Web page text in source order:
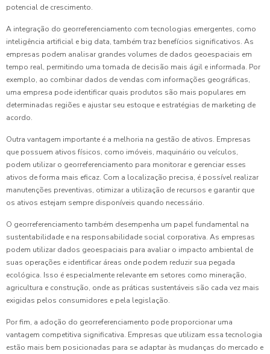
potencial de crescimento.
A integração do georreferenciamento com tecnologias emergentes, como
inteligência artificial e big data, também traz benefícios significativos. As
empresas podem analisar grandes volumes de dados geoespaciais em
tempo real, permitindo uma tomada de decisão mais ágil e informada. Por
exemplo, ao combinar dados de vendas com informações geográficas,
uma empresa pode identificar quais produtos são mais populares em
determinadas regiões e ajustar seu estoque e estratégias de marketing de
acordo.
Outra vantagem importante é a melhoria na gestão de ativos. Empresas
que possuem ativos físicos, como imóveis, maquinário ou veículos,
podem utilizar o georreferenciamento para monitorar e gerenciar esses
ativos de forma mais eficaz. Com a localização precisa, é possível realizar
manutenções preventivas, otimizar a utilização de recursos e garantir que
os ativos estejam sempre disponíveis quando necessário.
O georreferenciamento também desempenha um papel fundamental na
sustentabilidade e na responsabilidade social corporativa. As empresas
podem utilizar dados geoespaciais para avaliar o impacto ambiental de
suas operações e identificar áreas onde podem reduzir sua pegada
ecológica. Isso é especialmente relevante em setores como mineração,
agricultura e construção, onde as práticas sustentáveis são cada vez mais
exigidas pelos consumidores e pela legislação.
Por fim, a adoção do georreferenciamento pode proporcionar uma
vantagem competitiva significativa. Empresas que utilizam essa tecnologia
estão mais bem posicionadas para se adaptar às mudanças do mercado e